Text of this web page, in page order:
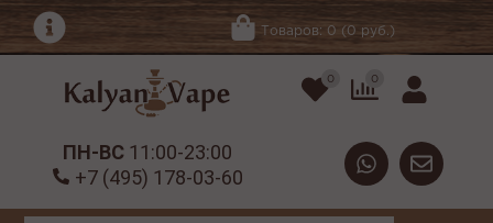
Товаров: 0 (0 руб.)
0 0
ПН-ВС 11:00-23:00
+7 (495) 178-03-60